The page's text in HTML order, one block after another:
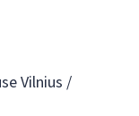
Vilnius /